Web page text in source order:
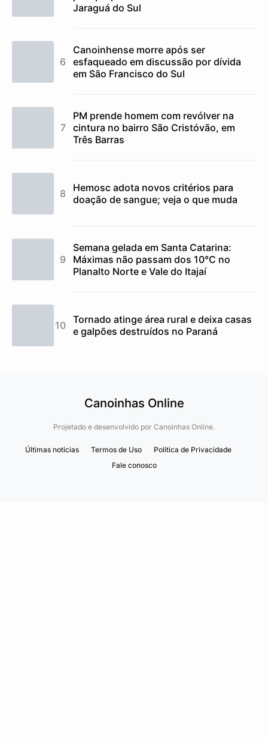
Jaraguá do Sul
Canoinhense morre após ser
esfaqueado em discussão por dívida
em São Francisco do Sul
PM prende homem com revólver na
cintura no bairro São Cristóvão, em
Três Barras
Hemosc adota novos critérios para
doação de sangue; veja o que muda
Semana gelada em Santa Catarina:
Máximas não passam dos 10°C no
Planalto Norte e Vale do Itajaí
Tornado atinge área rural e deixa casas
e galpões destruídos no Paraná
Canoinhas Online
Projetado e desenvolvido por Canoinhas Online.
Últimas notícias Termos de Uso
Política de Privacidade
Fale conosco